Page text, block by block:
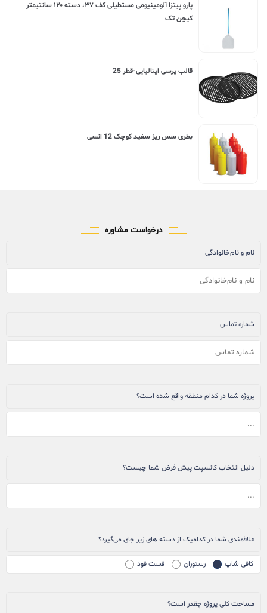
پارو پیتزا آلومینیومی مستطیلی کف ۳۷، دسته ۱۲۰ سانتیمتر
کیچن تک
قالب پرسی ایتالیایی-قطر 25
بطری سس ریز سفید کوچک 12 انسی
درخواست مشاوره
نام و نام‌خانوادگی
شماره تماس
پروژه شما در کدام منطقه واقع شده است؟
دلیل انتخاب کانسپت پیش فرض شما چیست؟
علاقمندی شما در کدامیک از دسته های زیر جای می‌گیرد؟
کافی شاپ رستوران فست فود
مساحت کلی پروژه چقدر است؟